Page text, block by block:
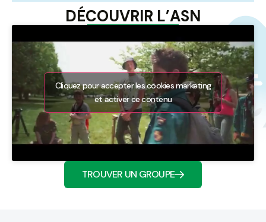
DÉCOUVRIR L’ASN
Cliquez pour accepter les cookies marketing
et activer ce contenu
TROUVER UN GROUPE